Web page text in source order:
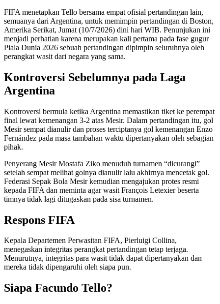
FIFA menetapkan Tello bersama empat ofisial pertandingan lain,
semuanya dari Argentina, untuk memimpin pertandingan di Boston,
Amerika Serikat, Jumat (10/7/2026) dini hari WIB. Penunjukan ini
menjadi perhatian karena merupakan kali pertama pada fase gugur
Piala Dunia 2026 sebuah pertandingan dipimpin seluruhnya oleh
perangkat wasit dari negara yang sama.
Kontroversi Sebelumnya pada Laga
Argentina
Kontroversi bermula ketika Argentina memastikan tiket ke perempat
final lewat kemenangan 3-2 atas Mesir. Dalam pertandingan itu, gol
Mesir sempat dianulir dan proses terciptanya gol kemenangan Enzo
Fernández pada masa tambahan waktu dipertanyakan oleh sebagian
pihak.
Penyerang Mesir Mostafa Ziko menuduh turnamen “dicurangi”
setelah sempat melihat golnya dianulir lalu akhirnya mencetak gol.
Federasi Sepak Bola Mesir kemudian mengajukan protes resmi
kepada FIFA dan meminta agar wasit François Letexier beserta
timnya tidak lagi ditugaskan pada sisa turnamen.
Respons FIFA
Kepala Departemen Perwasitan FIFA, Pierluigi Collina,
menegaskan integritas perangkat pertandingan tetap terjaga.
Menurutnya, integritas para wasit tidak dapat dipertanyakan dan
mereka tidak dipengaruhi oleh siapa pun.
Siapa Facundo Tello?